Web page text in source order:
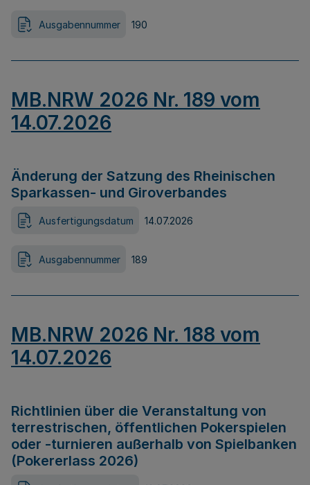
Ausgabennummer 190
MB.NRW 2026 Nr. 189 vom
14.07.2026
Änderung der Satzung des Rheinischen
Sparkassen- und Giroverbandes
Ausfertigungsdatum 14.07.2026
Ausgabennummer 189
MB.NRW 2026 Nr. 188 vom
14.07.2026
Richtlinien über die Veranstaltung von
terrestrischen, öffentlichen Pokerspielen
oder -turnieren außerhalb von Spielbanken
(Pokererlass 2026)